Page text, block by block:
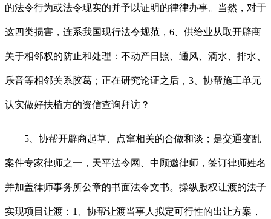
的法令行为或法令现实的并予以证明的律律办事。当然，对于
这四类损害，连系我国现行法令规范，6、供给业从取开辟商
关于相邻权的防止和处理：不动产日照、通风、滴水、排水、
乐音等相邻关系胶葛；正在研究论证之后，3、协帮施工单元
认实做好扶植方的资信查询拜访？
5、协帮开辟商起草、点窜相关的合做和谈；是交通变乱
案件专家律师之一，天平法令网、中顾邀律师，签订律师姓名
并加盖律师事务所公章的书面法令文书。操纵股权让渡的法子
实现项目让渡：1、协帮让渡当事人拟定可行性的出让方案，